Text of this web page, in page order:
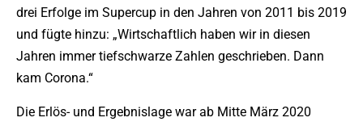
drei Erfolge im Supercup in den Jahren von 2011 bis 2019
und fügte hinzu: „Wirtschaftlich haben wir in diesen
Jahren immer tiefschwarze Zahlen geschrieben. Dann
kam Corona.“
Die Erlös- und Ergebnislage war ab Mitte März 2020